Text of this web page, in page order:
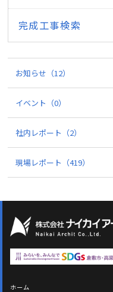
完成工事検索
お知らせ （12）
イベント （0）
社内レポート （2）
現場レポート （419）
ホーム